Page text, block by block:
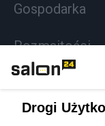
Gospodarka
Rozmaitości
Sport
Drogi